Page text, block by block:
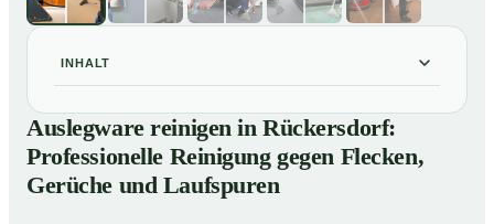
INHALT
01 Auslegware reinigen in Rückersdorf: Professionelle
Reinigung gegen Flecken, Gerüche und Laufspuren
02
So wird Auslegware in Rückersdorf professionell
gereinigt
Auslegware reinigen in Rückersdorf:
Professionelle Reinigung gegen Flecken,
Gerüche und Laufspuren